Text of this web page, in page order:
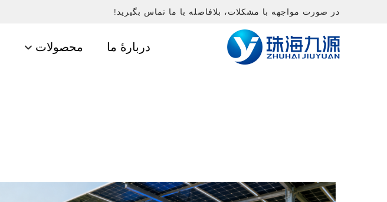
در صورت مواجهه با مشکلات، بلافاصله با ما تماس بگیرید!
دربارهٔ ما محصولات